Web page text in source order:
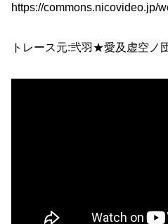
https://commons.nicovideo.jp/
トレース元:弐羽★愛及虚空ノ